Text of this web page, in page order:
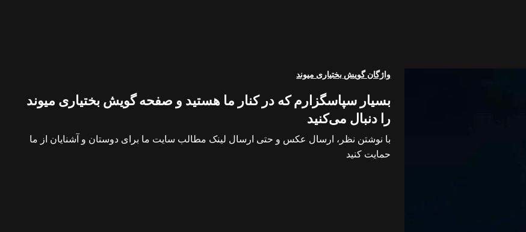
واژگان گویش بختیاری میوند
بسیار سپاسگزارم که در کنار ما هستید و صفحه گویش بختیاری میوند
را دنبال می‌کنید
با نوشتن نظر، ارسال عکس و حتی ارسال لینک مطالب سایت ما برای دوستان و آشنایان از ما
حمایت کنید